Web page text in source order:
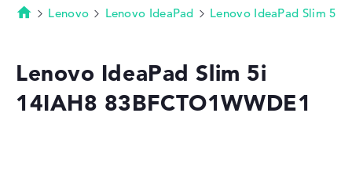
Technik & Wissen
Deals
Merkzettel
Startseite
Lenovo Lenovo IdeaPad Lenovo IdeaPad Slim 5
Lenovo IdeaPad Slim 5i
14IAH8 83BFCTO1WWDE1